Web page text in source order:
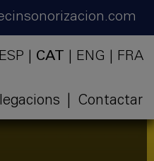
ESP CAT ENG FRA
Contactar